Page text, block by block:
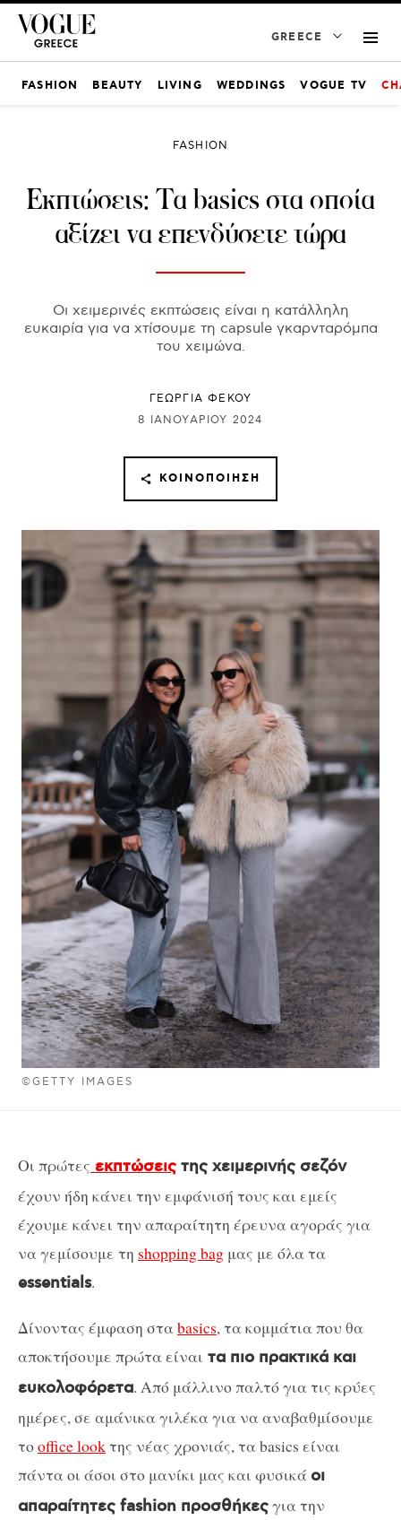
GREECE
FASHION BEAUTY LIVING WEDDINGS VOGUE TV
©GETTY IMAGES
FASHION
Εκπτώσεις: Tα basics στα οποία
αξίζει να επενδύσετε τώρα
Οι χειμερινές εκπτώσεις είναι η κατάλληλη
ευκαιρία για να χτίσουμε τη capsule γκαρνταρόμπα
του χειμώνα.
ΓΕΩΡΓΙΑ ΦΕΚΟΥ
8 ΙΑΝΟΥΑΡΊΟΥ 2024
ΚΟΙΝΟΠΟΊΗΣΗ
Οι πρώτες εκπτώσεις της χειμερινής σεζόν
έχουν ήδη κάνει την εμφάνισή τους και εμείς
έχουμε κάνει την απαραίτητη έρευνα αγοράς για
να γεμίσουμε τη shopping bag μας με όλα τα
essentials.
Δίνοντας έμφαση σταbasics, τα κομμάτια που θα
αποκτήσουμε πρώτα είναι τα πιο πρακτικά και
ευκολοφόρετα. Από μάλλινο παλτό για τις κρύες
ημέρες, σε αμάνικα γιλέκα για να αναβαθμίσουμε
τοoffice lookτης νέας χρονιάς, τα basics είναι
πάντα οι άσοι στο μανίκι μας και φυσικάοι
απαραίτητες fashion προσθήκεςγια την